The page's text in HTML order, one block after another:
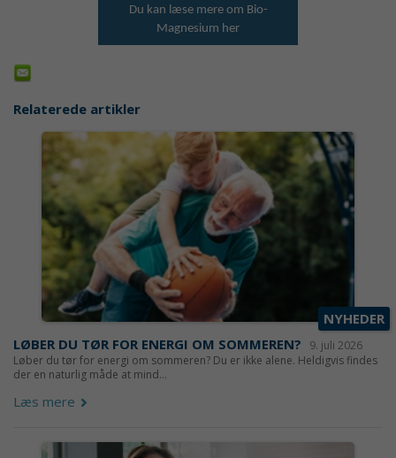
Du kan læse mere om Bio-
Magnesium her
Relaterede artikler
NYHEDER
LØBER DU TØR FOR ENERGI OM SOMMEREN?
9. juli 2026
Løber du tør for energi om sommeren? Du er ikke alene. Heldigvis findes
der en naturlig måde at mind...
Læs mere